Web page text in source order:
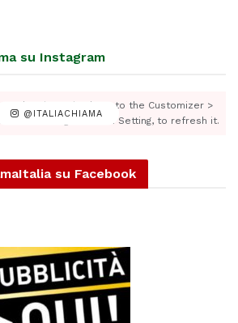
su Instagram
@ITALIACHIAMA
Token is expired, Go to the Customizer >
View > Instagram Feed Setting, to refresh it.
su Facebook